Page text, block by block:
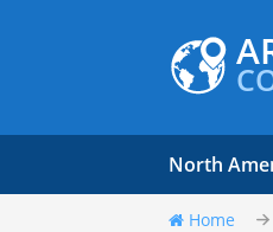
North
Home